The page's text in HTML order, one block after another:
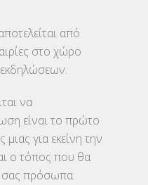
από
στο χώρο
να
είναι το πρώτο
για εκείνη την
ο τόπος που θα
σας πρόσωπα.